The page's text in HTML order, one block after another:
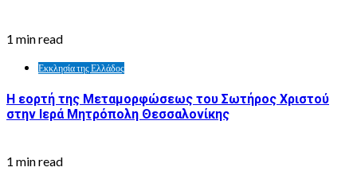
1 min read
Εκκλησία της Ελλάδος
Η εορτή της Μεταμορφώσεως του Σωτήρος Χριστού
στην Ιερά Μητρόπολη Θεσσαλονίκης
1 min read